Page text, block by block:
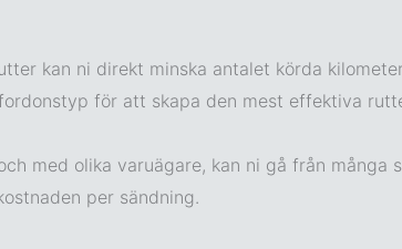
kan ni direkt minska antalet körda
för att skapa den mest effektiva
med olika varuägare, kan ni gå från många
per sändning.